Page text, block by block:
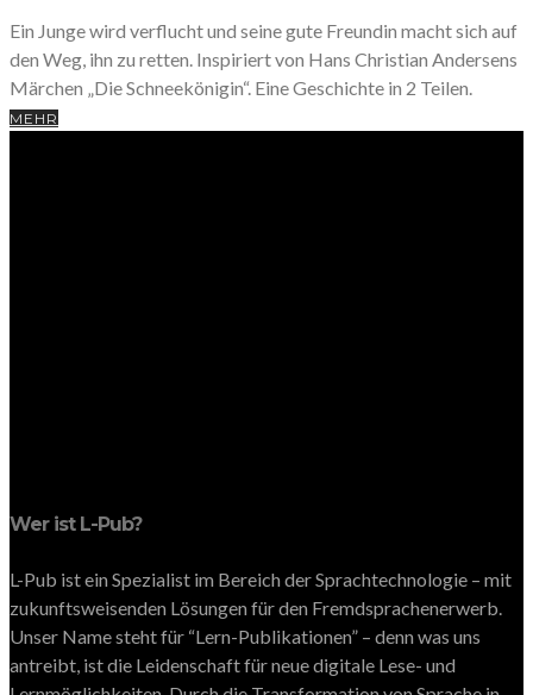
Ein Junge wird verflucht und seine gute Freundin macht sich auf
den Weg, ihn zu retten. Inspiriert von Hans Christian Andersens
Märchen „Die Schneekönigin“. Eine Geschichte in 2 Teilen.
MEHR
Wer ist L-Pub?
L-Pub ist ein Spezialist im Bereich der Sprachtechnologie – mit
zukunftsweisenden Lösungen für den Fremdsprachenerwerb.
Unser Name steht für “Lern-Publikationen” – denn was uns
antreibt, ist die Leidenschaft für neue digitale Lese- und